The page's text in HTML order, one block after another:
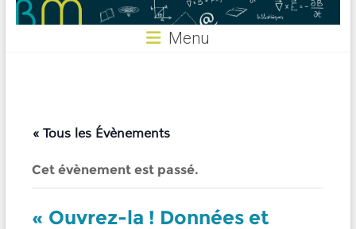
Menu
« Tous les Évènements
Cet évènement est passé.
« Ouvrez-la ! Données et